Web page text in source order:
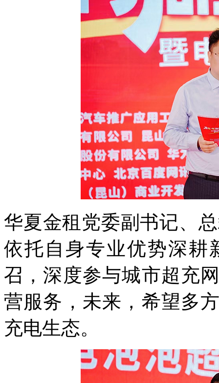
华夏金租党委副书记、
依托自身专业优势深耕
召，深度参与城市超充
营服务，未来，希望多
充电生态。